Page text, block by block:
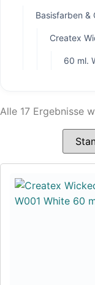
Basisfarben &
Createx
60 ml.
Alle 17 Ergebnisse